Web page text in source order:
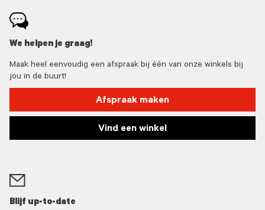
We helpen je graag!
Maak heel eenvoudig een afspraak bij één van onze winkels bij
jou in de buurt!
Afspraak maken
Vind een winkel
Blijf up-to-date